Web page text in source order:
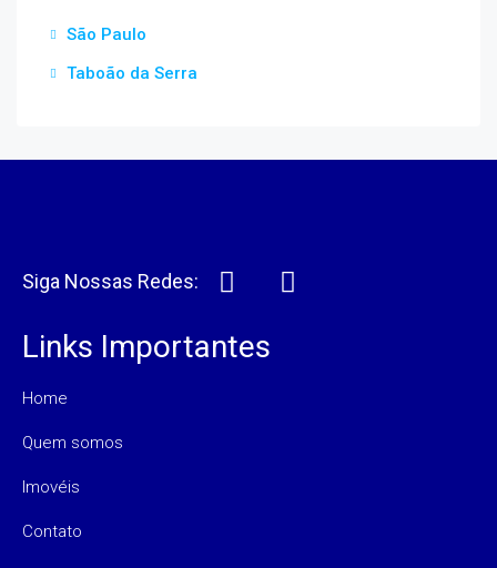
São Paulo
Taboão da Serra
Siga Nossas Redes:
Links Importantes
Home
Quem somos
Imovéis
Contato